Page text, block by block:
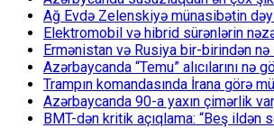
Ağ Evdə Zelenskiyə münasibətin
Elektromobil və hibrid sürənlərin
Ermənistan və Rusiya bir-birindən
Azərbaycanda “Temu” alıcılarını nə
Trampın komandasında İrana görə
Azərbaycanda 90-a yaxın çimərlik
BMT-dən kritik açıqlama: “Beş ildən